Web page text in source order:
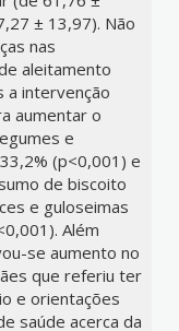
± 13,97). Não
nas
aleitamento
a intervenção
aumentar o
e
(p<0,001) e
de biscoito
e guloseimas
Além
se aumento no
que referiu ter
e orientações
saúde acerca da